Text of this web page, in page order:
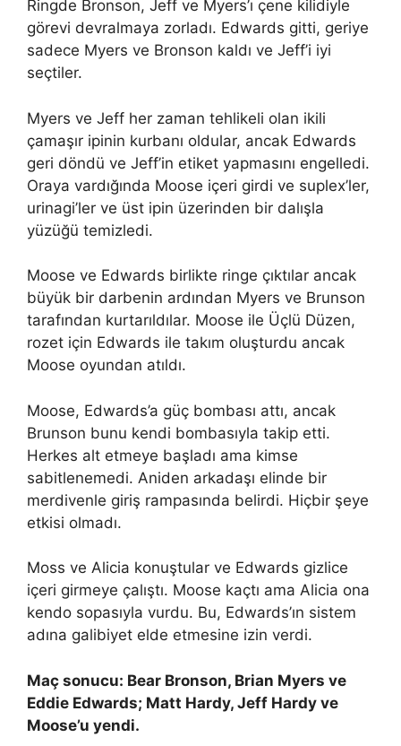
Ringde Bronson, Jeff ve Myers’ı çene kilidiyle
görevi devralmaya zorladı. Edwards gitti, geriye
sadece Myers ve Bronson kaldı ve Jeff’i iyi
seçtiler.
Myers ve Jeff her zaman tehlikeli olan ikili
çamaşır ipinin kurbanı oldular, ancak Edwards
geri döndü ve Jeff’in etiket yapmasını engelledi.
Oraya vardığında Moose içeri girdi ve suplex’ler,
urinagi’ler ve üst ipin üzerinden bir dalışla
yüzüğü temizledi.
Moose ve Edwards birlikte ringe çıktılar ancak
büyük bir darbenin ardından Myers ve Brunson
tarafından kurtarıldılar. Moose ile Üçlü Düzen,
rozet için Edwards ile takım oluşturdu ancak
Moose oyundan atıldı.
Moose, Edwards’a güç bombası attı, ancak
Brunson bunu kendi bombasıyla takip etti.
Herkes alt etmeye başladı ama kimse
sabitlenemedi. Aniden arkadaşı elinde bir
merdivenle giriş rampasında belirdi. Hiçbir şeye
etkisi olmadı.
Moss ve Alicia konuştular ve Edwards gizlice
içeri girmeye çalıştı. Moose kaçtı ama Alicia ona
kendo sopasıyla vurdu. Bu, Edwards’ın sistem
adına galibiyet elde etmesine izin verdi.
Maç sonucu: Bear Bronson, Brian Myers ve
Eddie Edwards; Matt Hardy, Jeff Hardy ve
Moose’u yendi.